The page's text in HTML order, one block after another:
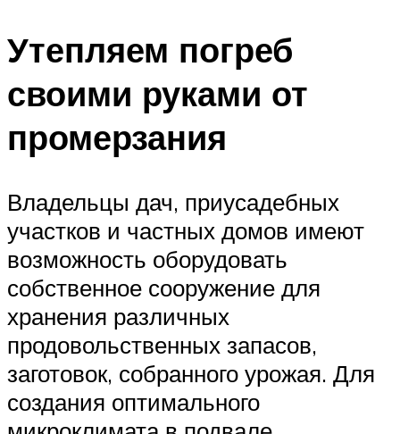
Утепляем погреб
своими руками от
промерзания
Владельцы дач, приусадебных
участков и частных домов имеют
возможность оборудовать
собственное сооружение для
хранения различных
продовольственных запасов,
заготовок, собранного урожая. Для
создания оптимального